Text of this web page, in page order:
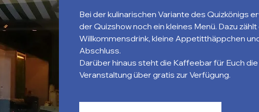
Bei der kulinarischen Variante des Quizkönigs
der Quizshow noch ein kleines Menü. Dazu zählt
Willkommensdrink, kleine Appetitthäppchen
Abschluss.
Darüber hinaus steht die Kaffeebar für Euch
Veranstaltung über gratis zur Verfügung.